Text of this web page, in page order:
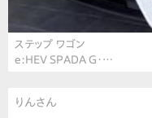
ステップ ワゴン
e:HEV SPADA G・…
りんさん